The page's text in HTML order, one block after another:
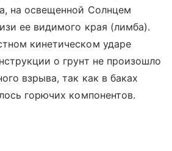
на освещенной Солнцем
ее видимого края (лимба).
кинетическом ударе
о грунт не произошло
взрыва, так как в баках
горючих компонентов.